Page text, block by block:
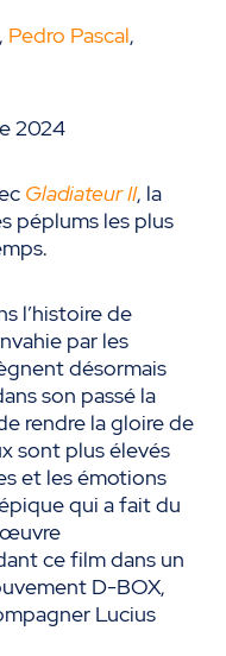
, Pedro Pascal,
2024
Gladiateur II, la
péplums les plus
l’histoire de
par les
désormais
son passé la
rendre la gloire de
sont plus élevés
et les émotions
qui a fait du
ce film dans un
D-BOX,
Lucius